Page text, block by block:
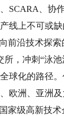
、协
线上不可或缺
前沿技术探索
，冲刺“泳池
球化的路径
欧洲、亚洲及
级高新技术